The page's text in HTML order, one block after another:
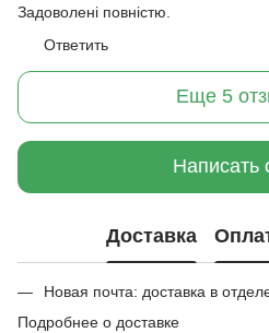
Задоволені повністю.
Ответить
Еще 5
Написать
Доставка
Новая почта: доставка в
Подробнее о доставке